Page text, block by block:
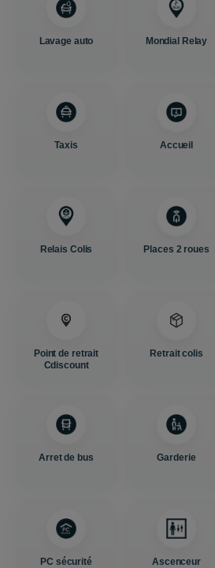
Lavage auto Mondial Relay
Taxis Accueil
Relais Colis Places 2 roues
Point de retrait
Cdiscount
Retrait colis
Arret de bus Garderie
PC sécurité Ascenceur